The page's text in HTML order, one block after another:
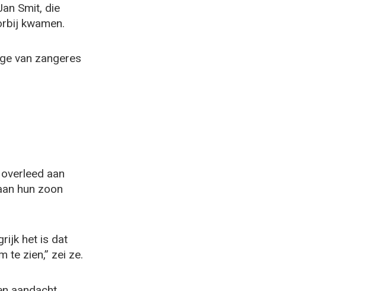
Smit, die
kwamen.
van zangeres
aan
hun zoon
het is dat
te zien,” zei ze.